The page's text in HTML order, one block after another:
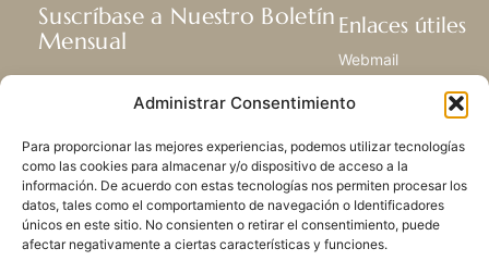
Administrar Consentimiento
Para proporcionar las mejores experiencias, podemos utilizar tecnologías
como las cookies para almacenar y/o dispositivo de acceso a la
información. De acuerdo con estas tecnologías nos permiten procesar los
datos, tales como el comportamiento de navegación o Identificadores
únicos en este sitio. No consienten o retirar el consentimiento, puede
afectar negativamente a ciertas características y funciones.
Suscríbase a Nuestro Boletín
Mensual
Recibir las últimas noticias acerca de
nuestra vida, la misión y ministerios de
SUSCRIBIRSE
Enlaces útiles
Webmail
Centro de Recursos
Mapa del sitio